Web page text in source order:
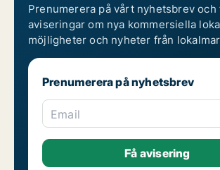
Prenumerera på vårt nyhetsbrev och
aviseringar om nya kommersiella
möjligheter och nyheter från
Prenumerera på nyhetsbrev
Email